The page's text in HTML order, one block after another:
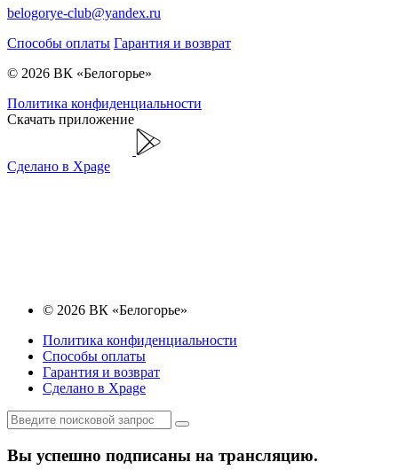
belogorye-club@yandex.ru
Способы оплаты Гарантия и возврат
© 2026 ВК «Белогорье»
Политика конфиденциальности
Скачать приложение
Сделано в Xpage
© 2026 ВК «Белогорье»
Политика конфиденциальности
Способы оплаты
Гарантия и возврат
Сделано в Xpage
Вы успешно подписаны на трансляцию.